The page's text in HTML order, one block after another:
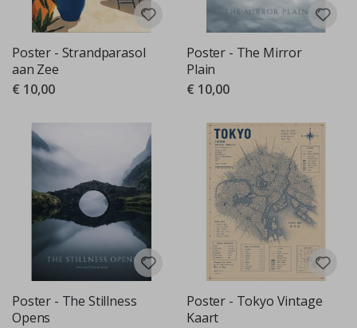
Poster - Strandparasol
aan Zee
€ 10,00
Poster - The Mirror
Plain
€ 10,00
Poster - The Stillness
Opens
Poster - Tokyo Vintage
Kaart